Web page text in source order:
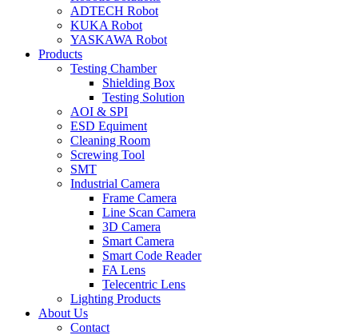
ADTECH Robot
KUKA Robot
YASKAWA Robot
Products
Testing Chamber
Shielding Box
Testing Solution
AOI & SPI
ESD Equiment
Cleaning Room
Screwing Tool
SMT
Industrial Camera
Frame Camera
Line Scan Camera
3D Camera
Smart Camera
Smart Code Reader
FA Lens
Telecentric Lens
Lighting Products
About Us
Contact